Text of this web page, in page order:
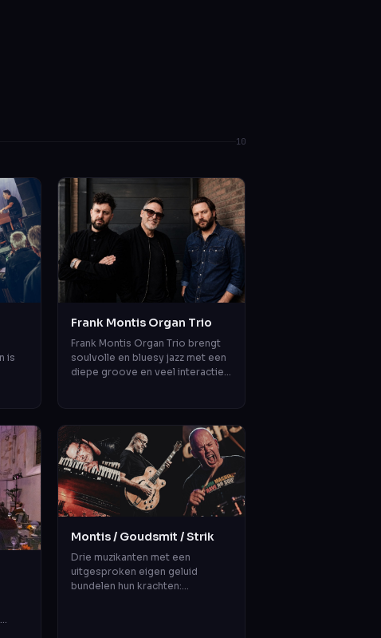
10
Frank Montis Organ Trio
Frank Montis Organ Trio brengt
soulvolle en bluesy jazz met een
diepe groove en veel interactie.
Montis / Goudsmit / Strik
Drie muzikanten met een
uitgesproken eigen geluid
bundelen hun krachten: